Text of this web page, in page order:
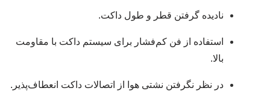
نادیده گرفتن قطر و طول داکت.
استفاده از فن کم‌فشار برای سیستم داکت با مقاومت
بالا.
در نظر نگرفتن نشتی هوا از اتصالات داکت انعطاف‌پذیر.